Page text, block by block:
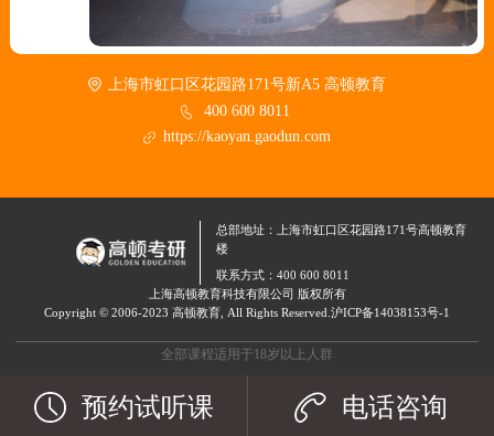
上海市虹口区花园路171号新A5 高顿教育
400 600 8011
https://kaoyan.gaodun.com
总部地址：上海市虹口区花园路171号高顿教育
楼
联系方式：400 600 8011
上海高顿教育科技有限公司 版权所有
Copyright © 2006-2023 高顿教育, All Rights Reserved. 沪ICP备14038153号-1
全部课程适用于18岁以上人群
预约试听课 电话咨询